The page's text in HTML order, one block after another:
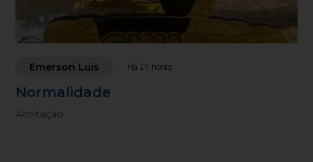
Emerson Luis Há 21 horas
Normalidade
Aceitação